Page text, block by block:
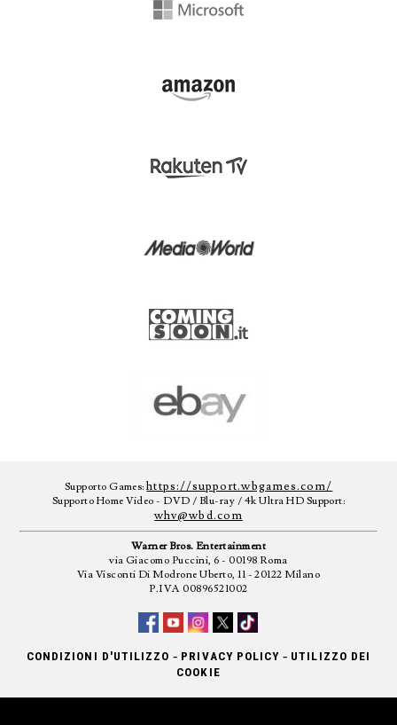
Supporto Games:https://support.wbgames.com/
Supporto Home Video - DVD / Blu-ray / 4k Ultra HD Support:
whv@wbd.com
Warner Bros. Entertainment
via Giacomo Puccini, 6 - 00198 Roma
Via Visconti Di Modrone Uberto, 11 - 20122 Milano
P.IVA 00896521002
CONDIZIONI D'UTILIZZO - PRIVACY POLICY - UTILIZZO DEI
COOKIE